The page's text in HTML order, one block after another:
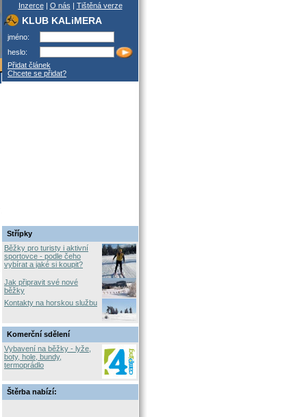
Inzerce| O nás | Tištěná verze
KLUB KALiMERA
jméno:
heslo:
Přidat článek
Chcete se přidat?
Střípky
Běžky pro turisty i aktivní
sportovce - podle čeho
vybírat a jaké si koupit?
Jak připravit své nové
běžky
Kontakty na horskou službu
Komerční sdělení
Vybavení na běžky - lyže,
boty, hole, bundy,
termoprádlo
Štěrba nabízí: